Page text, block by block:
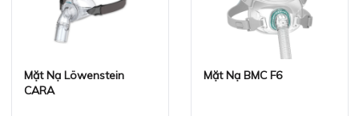
Xem nhanh
Mặt Nạ Löwenstein
CARA
Xem nhanh
Mặt Nạ BMC F6